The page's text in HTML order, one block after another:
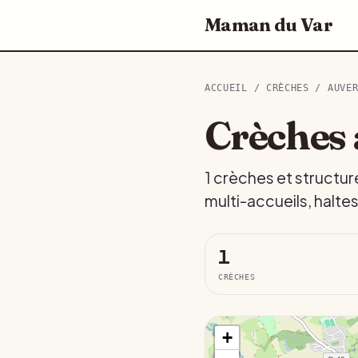
Maman du Var
ACCUEIL / CRÈCHES /
1 crèches et
multi-accueils,
1
CRÈCHES
+